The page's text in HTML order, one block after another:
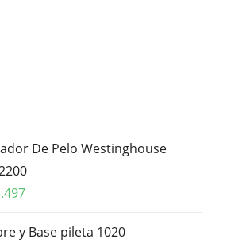
De Pelo Westinghouse
y Base pileta 1020